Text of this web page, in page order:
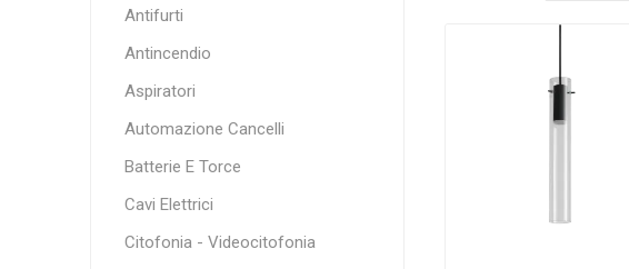
Antifurti
Antincendio
Aspiratori
Automazione Cancelli
Batterie E Torce
Cavi Elettrici
Citofonia - Videocitofonia